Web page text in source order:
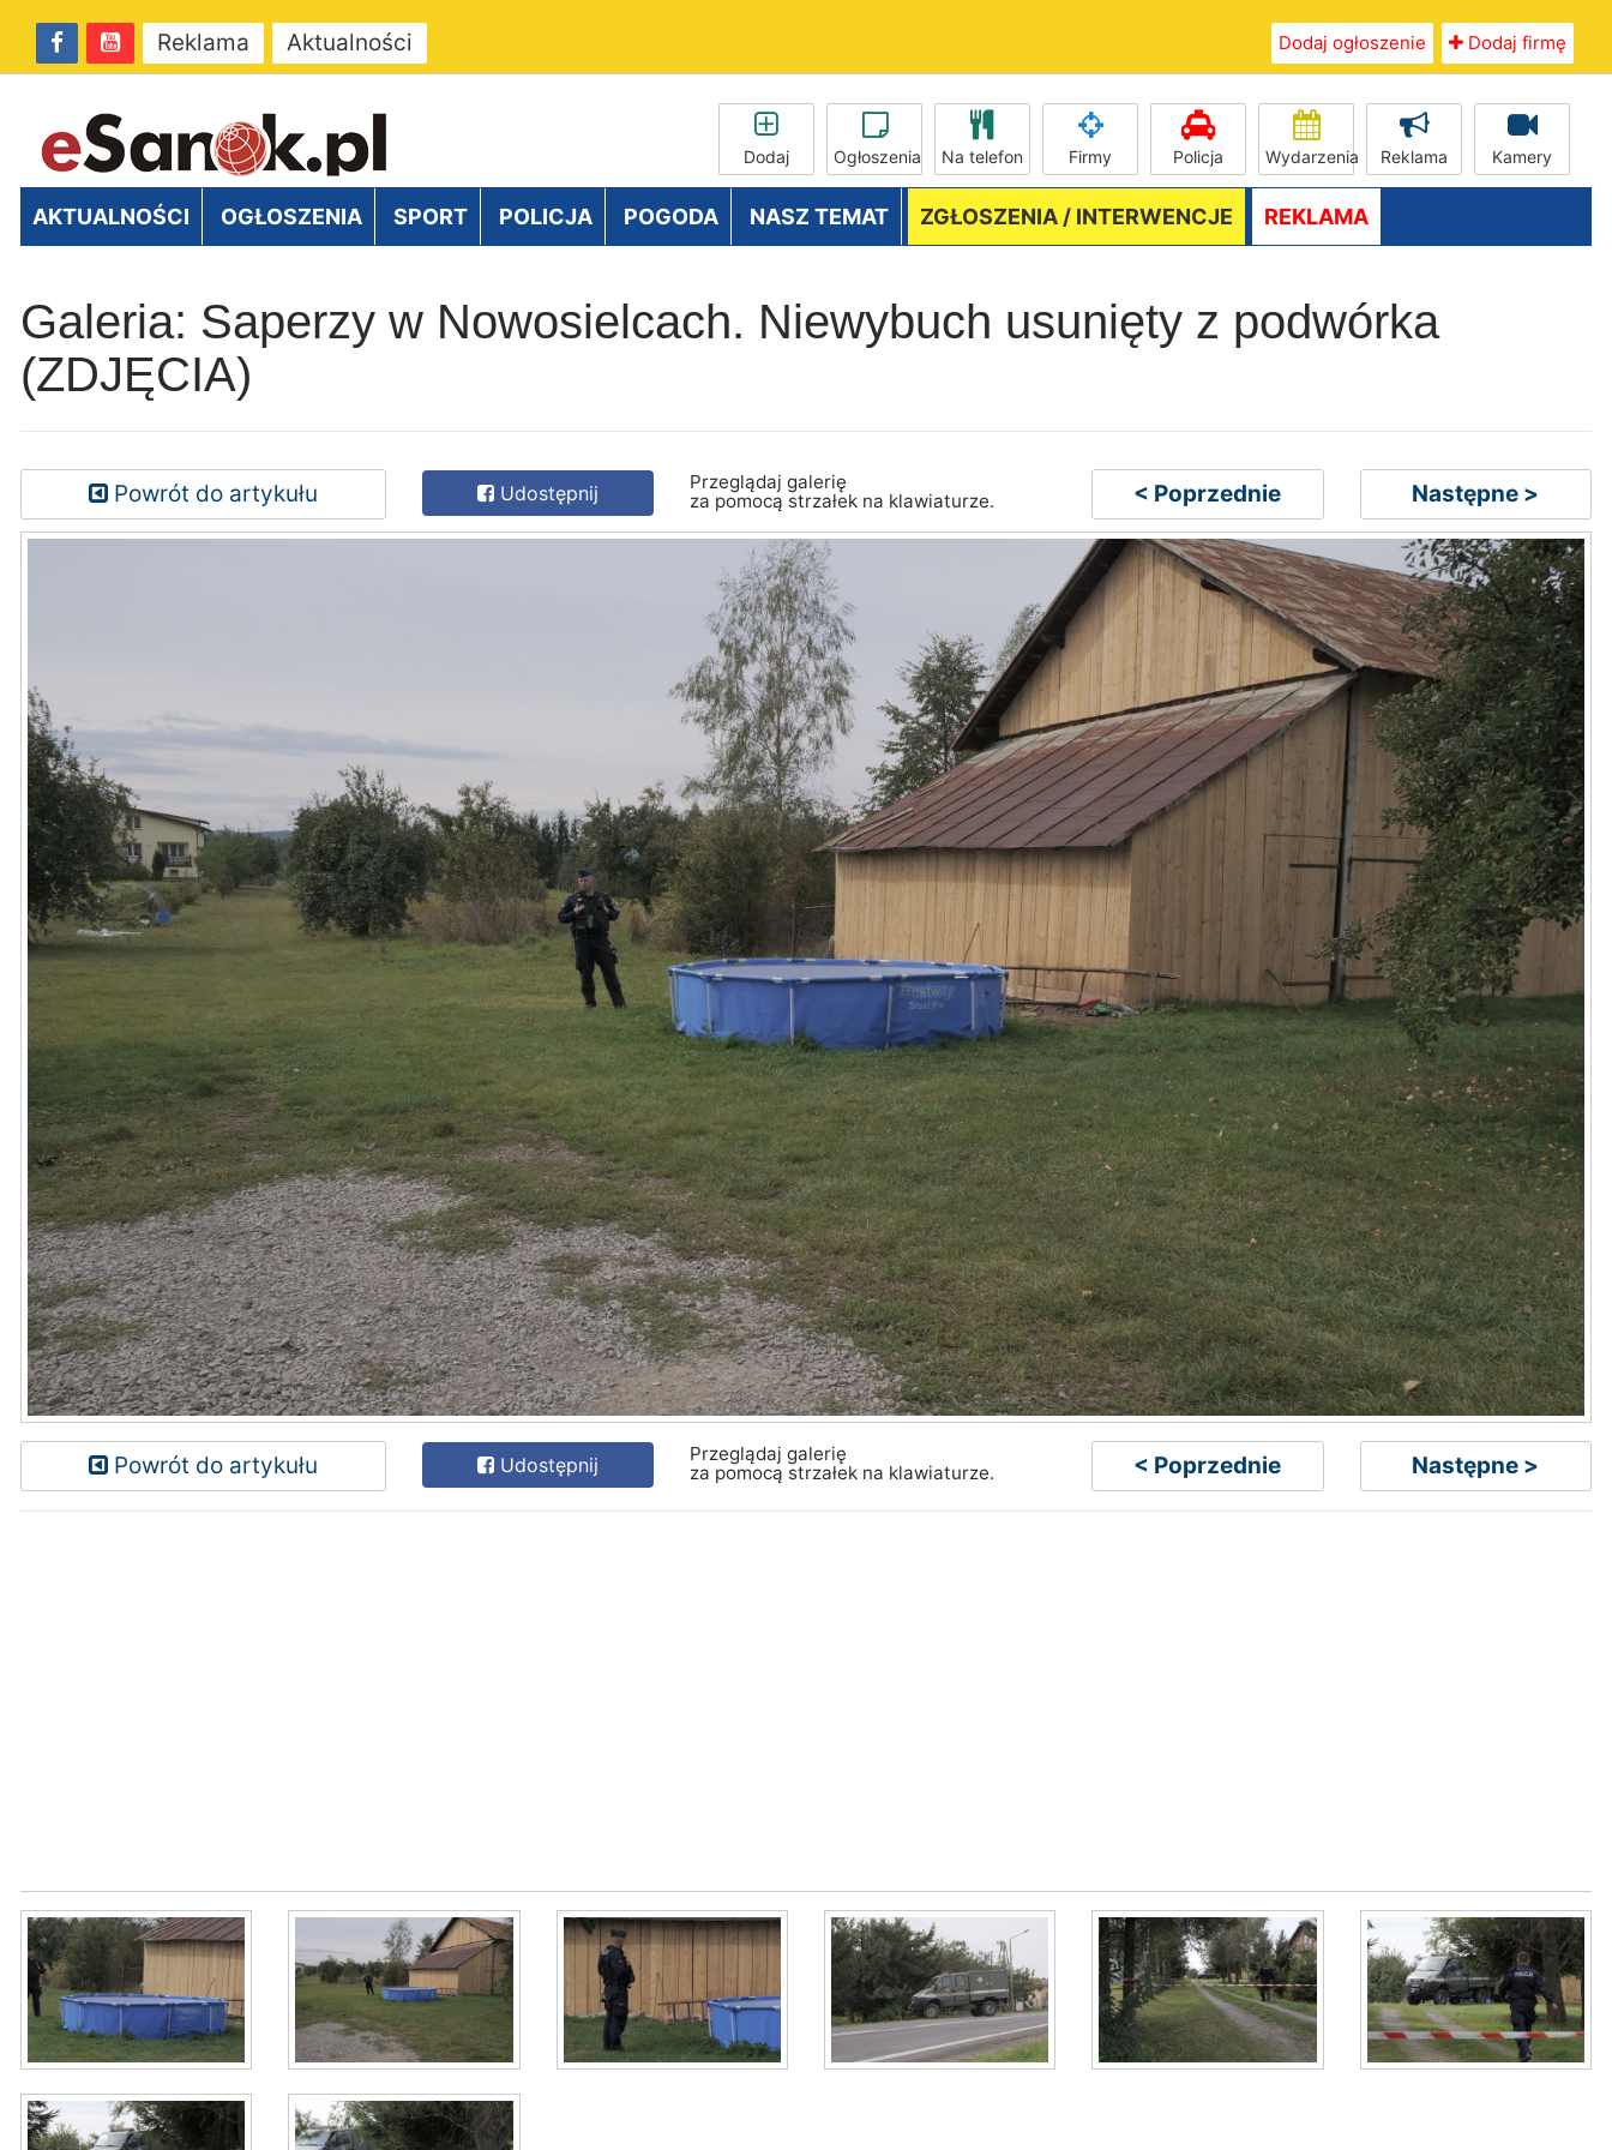
Reklama Aktualności Dodaj ogłoszenie Dodaj firmę
Dodaj Ogłoszenia Na telefon Firmy Policja Wydarzenia Reklama Kamery
AKTUALNOŚCI OGŁOSZENIA SPORT POLICJA POGODA NASZ TEMAT ZGŁOSZENIA / INTERWENCJE REKLAMA
Galeria: Saperzy w Nowosielcach. Niewybuch usunięty z podwórka
(ZDJĘCIA)
Powrót do artykułu Udostępnij
Przeglądaj galerię
za pomocą strzałek na klawiaturze.
< Poprzednie Następne >
Powrót do artykułu Udostępnij
Przeglądaj galerię
za pomocą strzałek na klawiaturze.
< Poprzednie Następne >